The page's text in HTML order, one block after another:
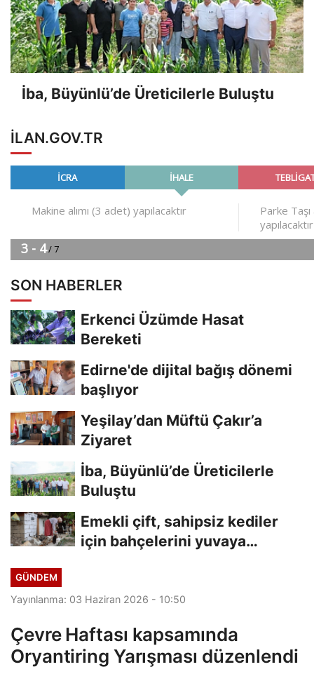
İba, Büyünlü’de Üreticilerle Buluştu
ILAN.GOV.TR
SON HABERLER
Erkenci Üzümde Hasat
Bereketi
Edirne'de dijital bağış dönemi
başlıyor
Yeşilay’dan Müftü Çakır’a
Ziyaret
İba, Büyünlü’de Üreticilerle
Buluştu
Emekli çift, sahipsiz kediler
için bahçelerini yuvaya
GÜNDEM
Yayınlanma: 03 Haziran 2026 - 10:50
Çevre Haftası kapsamında
Oryantiring Yarışması düzenlendi